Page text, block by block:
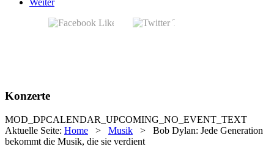
Weiter
Konzerte
MOD_DPCALENDAR_UPCOMING_NO_EVENT_TEXT
Aktuelle Seite: Home > Musik > Bob Dylan: Jede Generation
bekommt die Musik, die sie verdient